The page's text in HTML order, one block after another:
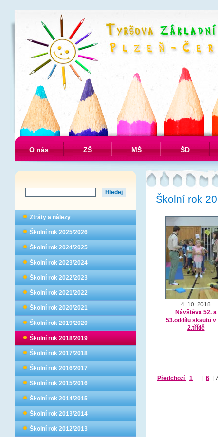
O nás ZŠ MŠ ŠD
Ztráty a nálezy
Školní rok 2025/2026
Školní rok 2024/2025
Školní rok 2023/2024
Školní rok 2022/2023
Školní rok 2021/2022
Školní rok 2020/2021
Školní rok 2019/2020
Školní rok 2018/2019
Školní rok 2017/2018
Školní rok 2016/2017
Školní rok 2015/2016
Školní rok 2014/2015
Školní rok 2013/2014
Školní rok 2012/2013
Školní rok
4. 10. 2018
Návštěva 52. a
53.oddílu skautů v
2.třídě
Předchozí 1 6 7